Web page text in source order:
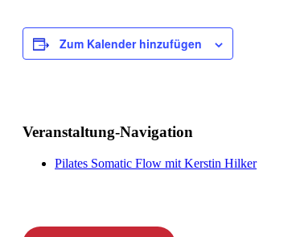
Zum Kalender hinzufügen
Veranstaltung-Navigation
Pilates Somatic Flow mit Kerstin Hilker